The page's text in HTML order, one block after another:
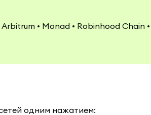
• Monad • Robinhood Chain •
одним нажатием: